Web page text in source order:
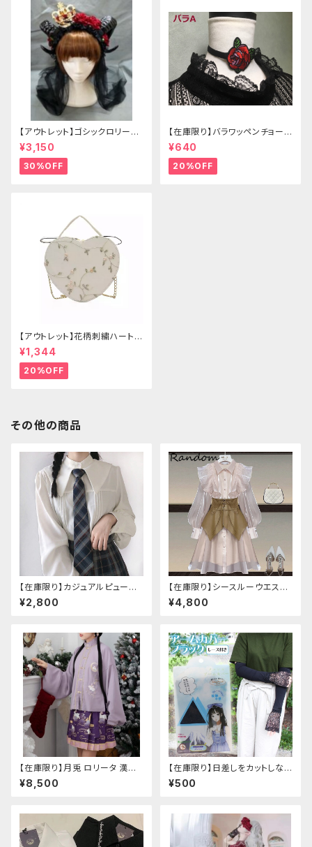
【アウトレット】ゴシックロリータ
ゴールドクラウン＆ホーン(ヴェ
ール付き)
¥3,150
30%OFF
【在庫限り】バラワッペンチョーカ
ー
¥640
20%OFF
【アウトレット】花柄刺繍ハートバ
ッグ
¥1,344
20%OFF
その他の商品
【在庫限り】カジュアルピューリ
タンカラープレッピーブラウス
¥2,800
【在庫限り】シースルーウエスト
ベルトワンピースセットアップ（ラ
イトピンク：Lサイズ
¥4,800
【在庫限り】月兎 ロリータ 漢服
ツーピース セットアップ チャイ
ナ風 華ロリ ロリィタ 刺繍 和柄
系 青文字系 ガーリー 大人可愛
い カジュアル ファッション 民族
風 コスプレ ロメルチェオ
¥8,500
【在庫限り】日差しをカットしな
がら手元もオシャレに♪ UVア
ームカバー ブラック レース
¥500